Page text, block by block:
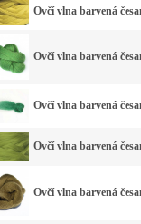
Ovčí vlna barvená
Ovčí vlna barvená
Ovčí vlna barvená
Ovčí vlna barvená
Ovčí vlna barvená